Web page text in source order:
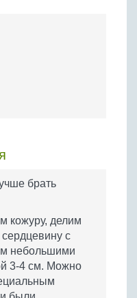
брать
кожуру, делим
с
небольшими
3-4 см. Можно